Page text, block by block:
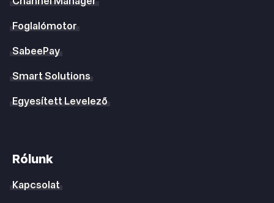
Foglalómotor
SabeePay
Smart Solutions
Egyesített Levelező
Rólunk
Kapcsolat